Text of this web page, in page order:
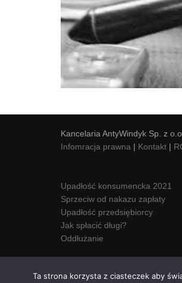
Kancelaria AntyWindyk Sp. z
Infomracja prawna | Kontakt |
Upadłość konsumencka 2021
Sprzeciw od nakazu zapłaty
Upadłość przedsiębiorcy
Jak spłacić długi?
Oddłużanie
Ta strona korzysta z ciasteczek aby